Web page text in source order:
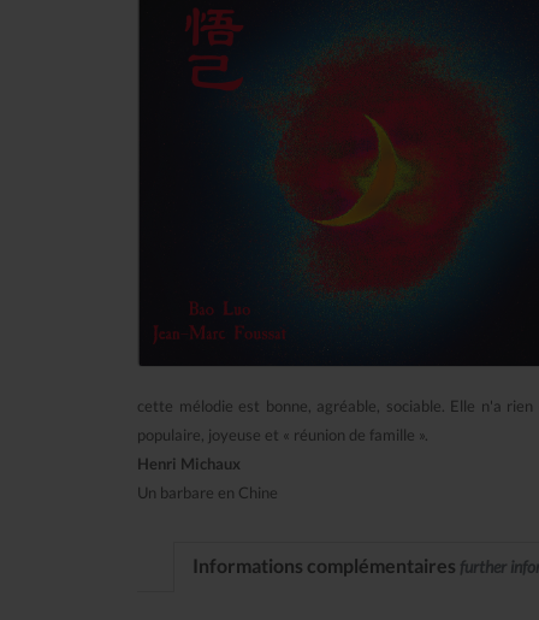
cette mélodie est bonne, agréable, sociable. Elle n'a
populaire, joyeuse et « réunion de famille ».
Henri Michaux
Un barbare en Chine
Informations complémentaires further